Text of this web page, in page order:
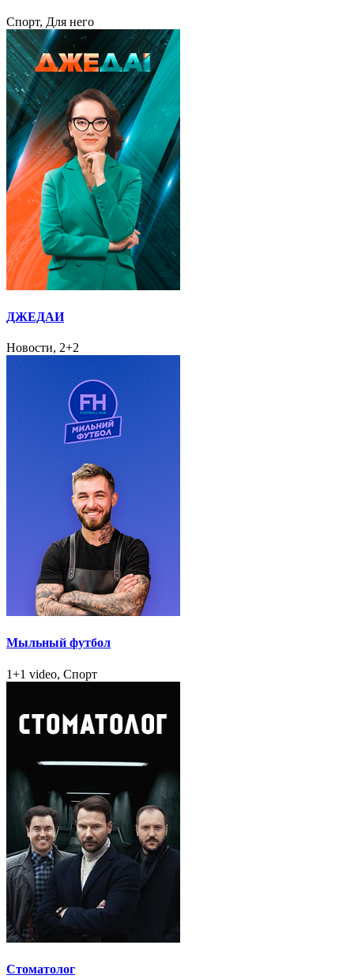
Спорт, Для него
ДЖЕДАИ
Новости, 2+2
Мыльный футбол
1+1 video, Спорт
Стоматолог